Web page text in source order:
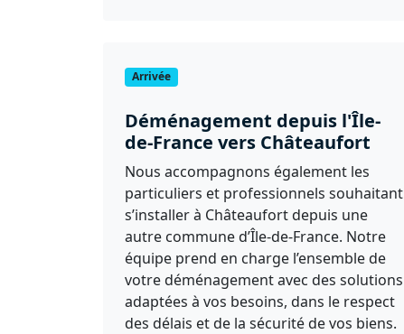
Arrivée
Déménagement depuis l'Île-
de-France vers Châteaufort
Nous accompagnons également les
particuliers et professionnels souhaitant
s’installer à Châteaufort depuis une
autre commune d’Île-de-France. Notre
équipe prend en charge l’ensemble de
votre déménagement avec des solutions
adaptées à vos besoins, dans le respect
des délais et de la sécurité de vos biens.